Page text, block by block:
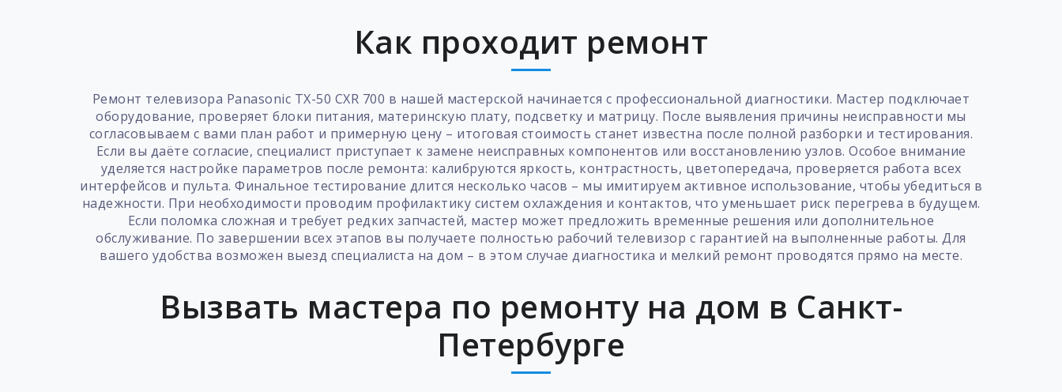
Как проходит ремонт
Ремонт телевизора Panasonic TX-50 CXR 700 в нашей мастерской начинается с профессиональной диагностики. Мастер подключает
оборудование, проверяет блоки питания, материнскую плату, подсветку и матрицу. После выявления причины неисправности мы
согласовываем с вами план работ и примерную цену – итоговая стоимость станет известна после полной разборки и тестирования.
Если вы даёте согласие, специалист приступает к замене неисправных компонентов или восстановлению узлов. Особое внимание
уделяется настройке параметров после ремонта: калибруются яркость, контрастность, цветопередача, проверяется работа всех
интерфейсов и пульта. Финальное тестирование длится несколько часов – мы имитируем активное использование, чтобы убедиться в
надежности. При необходимости проводим профилактику систем охлаждения и контактов, что уменьшает риск перегрева в будущем.
Если поломка сложная и требует редких запчастей, мастер может предложить временные решения или дополнительное
обслуживание. По завершении всех этапов вы получаете полностью рабочий телевизор с гарантией на выполненные работы. Для
вашего удобства возможен выезд специалиста на дом – в этом случае диагностика и мелкий ремонт проводятся прямо на месте.
Вызвать мастера по ремонту на дом в Санкт-
Петербурге